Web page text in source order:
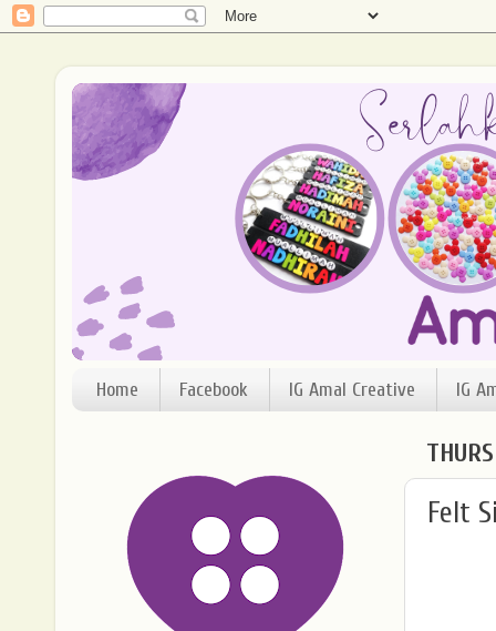
Home Facebook IG Amal Creative IG
Felt